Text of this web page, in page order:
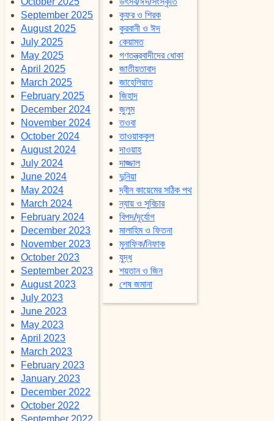
September 2025
August 2025
July 2025
May 2025
April 2025
March 2025
February 2025
December 2024
November 2024
October 2024
August 2024
July 2024
June 2024
May 2024
March 2024
February 2024
December 2023
November 2023
October 2023
September 2023
August 2023
July 2023
June 2023
May 2023
April 2023
March 2023
February 2023
January 2023
December 2022
October 2022
September 2022
কুফর ও শিরক
কুরবানী ও ঈদ
কেয়ামত
গণতন্ত্রবাদীদের ধোকা
জাতীয়তাবাদ
জাহেলিয়াত
জিহাদ
জুলুম
তওবা
তাওয়াককুল
দাওয়াহ
দাজ্জাল
দুনিয়া
দ্বীন কায়েমের সঠিক পথ
ন্যায় ও সুবিচার
বিপদ/দূর্যোগ
মালাহিম ও ফিতনা
মুনাফিক/নিফাক
যুদ্ধ
শয়তান ও জিন
শেষ জমানা